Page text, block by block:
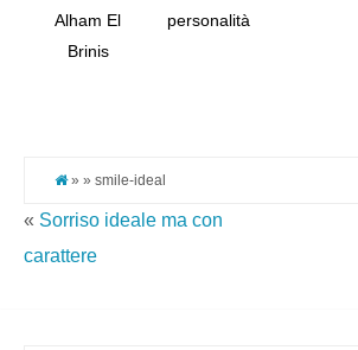
Alham El
Brinis
personalità
» » smile-ideal
« Sorriso ideale ma con
carattere